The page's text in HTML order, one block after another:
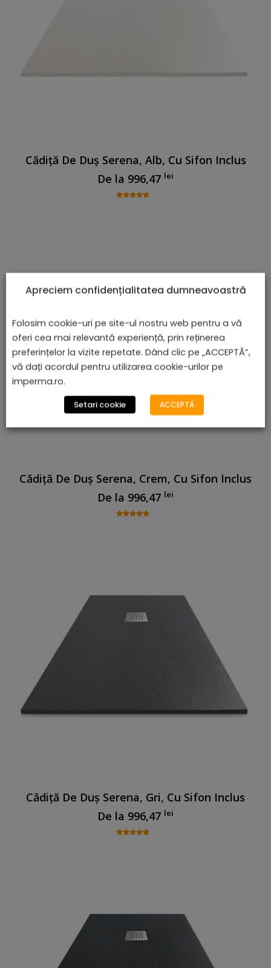
Cădiță De Duș Serena, Alb, Cu Sifon Inclus
De la 996,47 lei
Cădiță De Duș Serena, Crem, Cu Sifon Inclus
De la 996,47 lei
Cădiță De Duș Serena, Gri, Cu Sifon Inclus
De la 996,47 lei
Apreciem confidențialitatea dumneavoastră
Folosim cookie-uri pe site-ul nostru web pentru a vă
oferi cea mai relevantă experiență, prin reținerea
preferințelor la vizite repetate. Dând clic pe „ACCEPTĂ”,
vă dați acordul pentru utilizarea cookie-urilor pe
imperma.ro.
Setari cookie ACCEPTĂ